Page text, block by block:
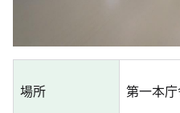
場所 第一本